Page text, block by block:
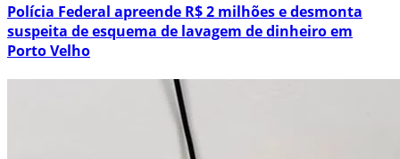
Polícia Federal apreende R$ 2 milhões e desmonta
suspeita de esquema de lavagem de dinheiro em
Porto Velho